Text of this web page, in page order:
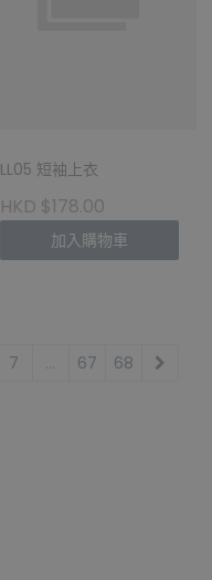
LL05 短袖上衣
HKD $178.00
加入購物車
7 ... 67 68